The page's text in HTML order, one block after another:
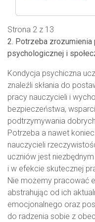
Strona 2 z 13
2. Potrzeba
psychologicznej i
Kondycja psychiczna
znaleźli skłania do
pracy nauczycieli i
bezpieczeństwa,
podtrzymywania
Potrzeba a nawet
nauczycieli
uczniów jest
i w efekcie skutecznej
Nie możemy pracować
abstrahując od ich
emocjonalnego oraz
do radzenia sobie z